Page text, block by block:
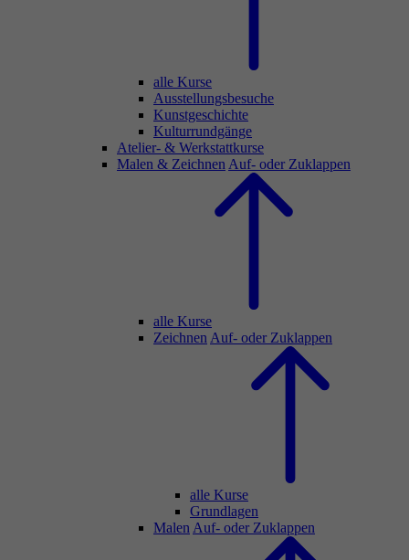
alle Kurse
Ausstellungsbesuche
Kunstgeschichte
Kulturrundgänge
Atelier- & Werkstattkurse
Malen & Zeichnen Auf- oder Zuklappen
alle Kurse
Zeichnen Auf- oder Zuklappen
alle Kurse
Grundlagen
Malen Auf- oder Zuklappen